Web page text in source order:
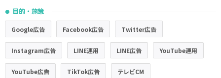
● 目的・施策
Google広告 Facebook広告 Twitter広告
Instagram広告 LINE運用 LINE広告 YouTube運用
YouTube広告 TikTok広告 テレビCM